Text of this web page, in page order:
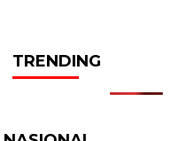
TRENDING